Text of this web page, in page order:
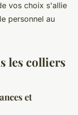
vos choix s'allie
personnel au
les colliers
et